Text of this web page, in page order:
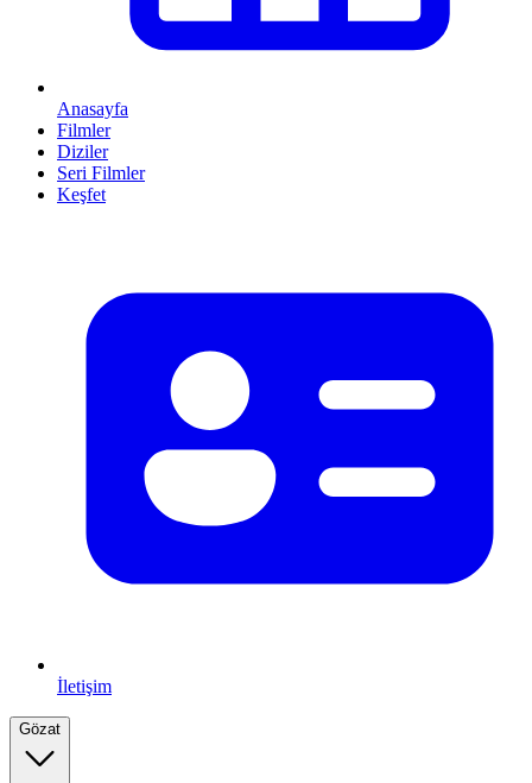
Anasayfa
Filmler
Diziler
Seri Filmler
Keşfet
İletişim
Gözat